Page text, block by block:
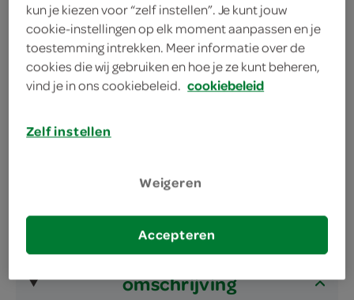
eet ik g'woon mijn buikje van rond
met biotine voor een glanzende vacht
volledige maaltijd voor je trouwe viervoeter
na opening gekoeld bewaren en beperkt
omschrijving
kun je kiezen voor “zelf instellen”. Je kunt jouw
cookie-instellingen op elk moment aanpassen en je
toestemming intrekken. Meer informatie over de
cookies die wij gebruiken en hoe je ze kunt beheren,
vind je in ons cookiebeleid. cookiebeleid
Zelf instellen
Weigeren
Accepteren